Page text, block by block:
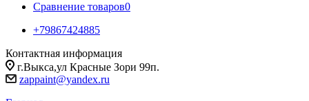
Сравнение товаров0
+79867424885
Контактная информация
г.Выкса,ул Красные Зори 99п.
zappaint@yandex.ru